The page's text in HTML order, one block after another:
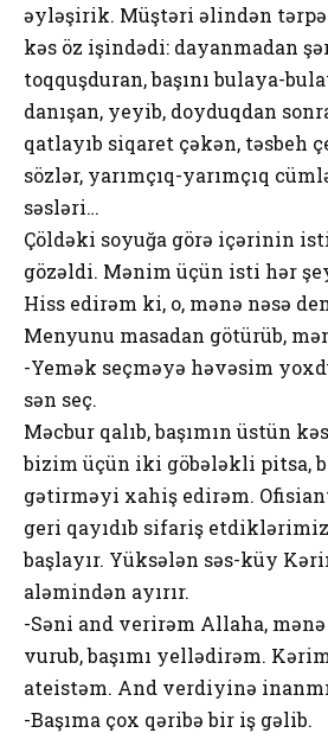
əyləşirik. Müştəri əlindən
kəs öz işindədi: dayanmadan
toqquşduran, başını bulaya-
danışan, yeyib, doyduqdan
qatlayıb siqaret çəkən, təsbeh
sözlər, yarımçıq-yarımçıq
səsləri…
Çöldəki soyuğa görə içərinin
gözəldi. Mənim üçün isti hər
Hiss edirəm ki, o, mənə nəsə
Menyunu masadan götürüb,
-Yemək seçməyə həvəsim
sən seç.
Məcbur qalıb, başımın üstün
bizim üçün iki göbələkli pitsa,
gətirməyi xahiş edirəm.
geri qayıdıb sifariş
başlayır. Yüksələn səs-küy
aləmindən ayırır.
-Səni and verirəm Allaha, mənə
vurub, başımı yellədirəm.
ateistəm. And verdiyinə
-Başıma çox qəribə bir iş gəlib.